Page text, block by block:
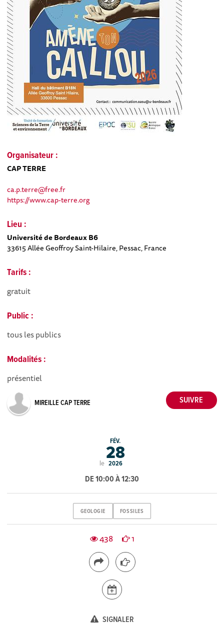
Organisateur :
CAP TERRE
ca.p.terre@free.fr
https://www.cap-terre.org
Lieu :
Université de Bordeaux B6
33615 Allée Geoffroy Saint-Hilaire, Pessac, France
Tarifs :
gratuit
Public :
tous les publics
Modalités :
présentiel
MIREILLE CAP TERRE
le
FÉV.
28
2026
DE 10:00 À 12:30
GEOLOGIE FOSSILES
438 1
SIGNALER